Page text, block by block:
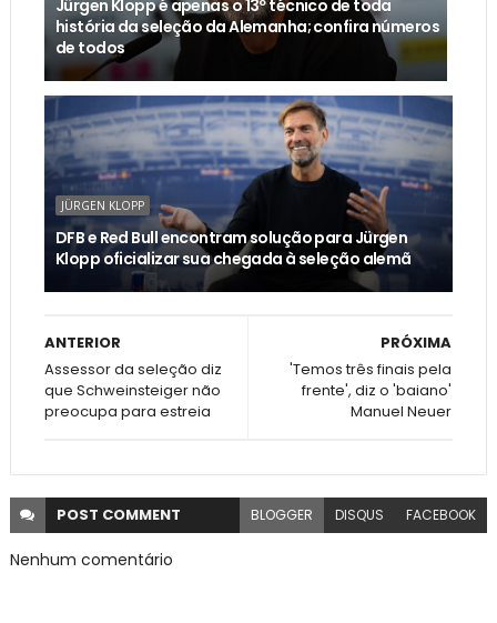
Jürgen Klopp é apenas o 13º técnico de toda
história da seleção da Alemanha; confira números
de todos
JÜRGEN KLOPP
DFB e Red Bull encontram solução para Jürgen
Klopp oficializar sua chegada à seleção alemã
PRÓXIMA
'Temos três finais pela
frente', diz o 'baiano'
Manuel Neuer
ANTERIOR
Assessor da seleção diz
que Schweinsteiger não
preocupa para estreia
POST COMMENT BLOGGER DISQUS FACEBOOK
Nenhum comentário